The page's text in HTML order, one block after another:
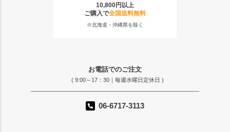
10,800円以上
ご購入で全国送料無料
※北海道・沖縄県を除く
お電話でのご注文
( 9:00～17：30｜毎週水曜日定休日 )
06-6717-3113